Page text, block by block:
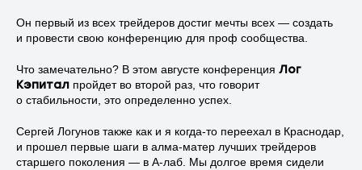
Он первый из всех трейдеров достиг мечты всех — создать
и провести свою конференцию для проф сообщества.
Что замечательно? В этом августе конференция Лог
Кэпитал пройдет во второй раз, что говорит
о стабильности, это определенно успех.
Сергей Логунов также как и я когда-то переехал в Краснодар,
и прошел первые шаги в алма-матер лучших трейдеров
старшего поколения — в А-лаб. Мы долгое время сидели